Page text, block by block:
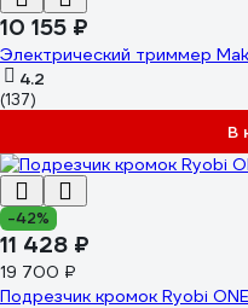
10 155 ₽
Электрический триммер
4.2
(137)
В
-42%
11 428 ₽
19 700 ₽
Подрезчик кромок Ryobi